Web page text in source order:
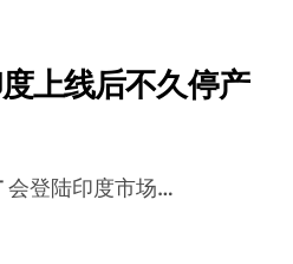
上线后不久停产
会登陆印度市场…